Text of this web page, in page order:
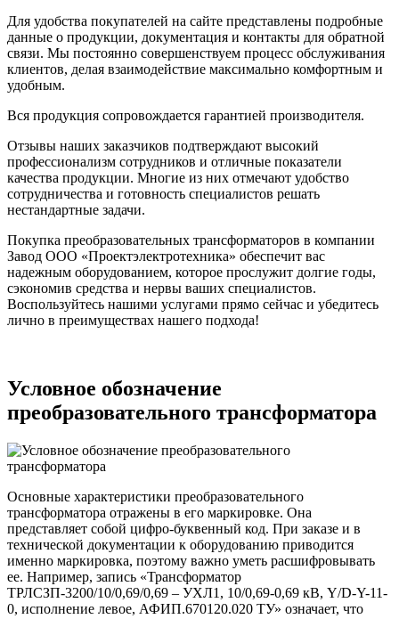
Для удобства покупателей на сайте представлены подробные
данные о продукции, документация и контакты для обратной
связи. Мы постоянно совершенствуем процесс обслуживания
клиентов, делая взаимодействие максимально комфортным и
удобным.
Вся продукция сопровождается гарантией производителя.
Отзывы наших заказчиков подтверждают высокий
профессионализм сотрудников и отличные показатели
качества продукции. Многие из них отмечают удобство
сотрудничества и готовность специалистов решать
нестандартные задачи.
Покупка преобразовательных трансформаторов в компании
Завод ООО «Проектэлектротехника» обеспечит вас
надежным оборудованием, которое прослужит долгие годы,
сэкономив средства и нервы ваших специалистов.
Воспользуйтесь нашими услугами прямо сейчас и убедитесь
лично в преимуществах нашего подхода!
Условное обозначение
преобразовательного трансформатора
Основные характеристики преобразовательного
трансформатора отражены в его маркировке. Она
представляет собой цифро-буквенный код. При заказе и в
технической документации к оборудованию приводится
именно маркировка, поэтому важно уметь расшифровывать
ее. Например, запись «Трансформатор
ТРЛСЗП-3200/10/0,69/0,69 – УХЛ1, 10/0,69-0,69 кВ, Y/D-Y-11-
0, исполнение левое, АФИП.670120.020 ТУ» означает, что